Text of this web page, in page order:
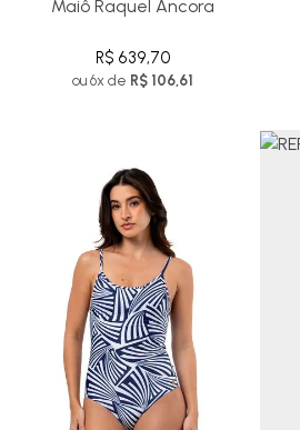
Maiô Raquel Âncora
R$ 639,70
ou 6x de R$ 106,61